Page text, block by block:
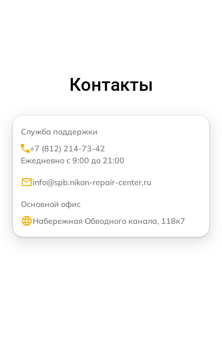
Контакты
Служба поддержки
+7 (812) 214-73-42
Ежедневно с 9:00 до 21:00
info@spb.nikon-repair-center.ru
Основной офис
Набережная Обводного канала, 118к7